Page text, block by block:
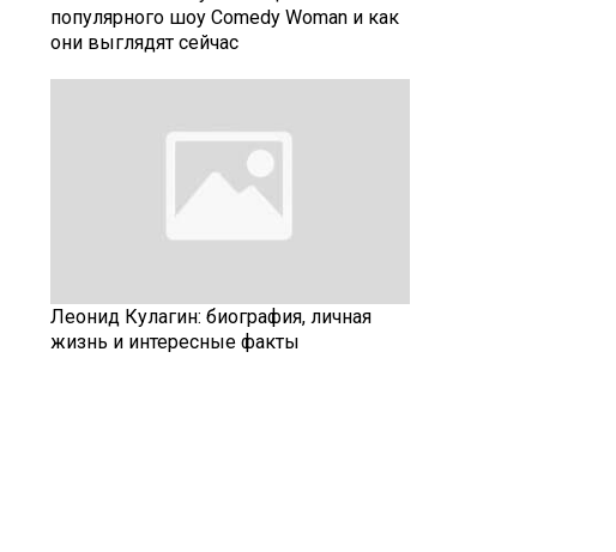
популярного шоу Comedy Woman и как
они выглядят сейчас
Леонид Кулагин: биография, личная
жизнь и интересные факты